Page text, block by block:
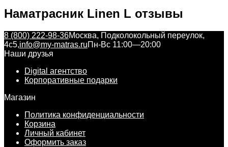
Наматрасник Linen L отзывы
8 (800) 222-98-36Москва, Подколокольный переулок,
4с5,info@my-matras.ruПн-Вс 11:00—20:00
Наши друзья
Digital агентство
Корпоративные подарки
Магазин
Политика конфиденциальности
Корзина
Личный кабинет
Оформить заказ